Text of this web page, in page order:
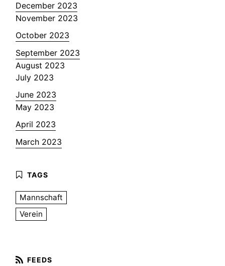
December 2023
November 2023
October 2023
September 2023
August 2023
July 2023
June 2023
May 2023
April 2023
March 2023
Mannschaft
Verein